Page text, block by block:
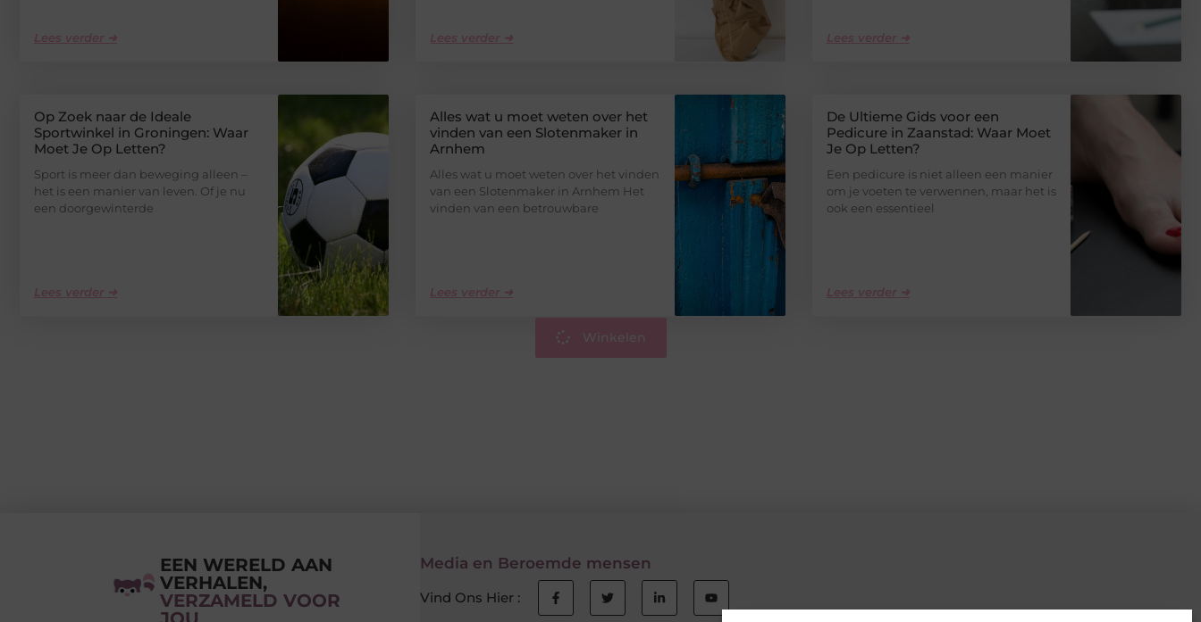
Lees verder ➜ Lees verder ➜ Lees verder ➜
Op Zoek naar de Ideale
Sportwinkel in Groningen: Waar
Moet Je Op Letten?
Sport is meer dan beweging alleen –
het is een manier van leven. Of je nu
een doorgewinterde
Lees verder ➜
Alles wat u moet weten over het
vinden van een Slotenmaker in
Arnhem
Alles wat u moet weten over het vinden
van een Slotenmaker in Arnhem Het
vinden van een betrouwbare
Lees verder ➜
De Ultieme Gids voor een
Pedicure in Zaanstad: Waar Moet
Je Op Letten?
Een pedicure is niet alleen een manier
om je voeten te verwennen, maar het is
ook een essentieel
Lees verder ➜
Winkelen
EEN WERELD AAN
VERHALEN,
VERZAMELD VOOR
Media en Beroemde mensen
Vind Ons Hier :